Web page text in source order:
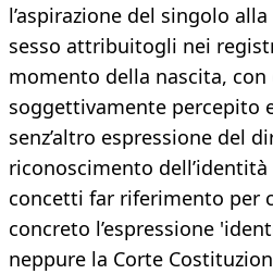
l’aspirazione del singolo
sesso attribuitogli nei
momento della nascita, con
soggettivamente percepito
senz’altro espressione del
riconoscimento
concetti far riferimento per
concreto l’espressione
neppure la Corte